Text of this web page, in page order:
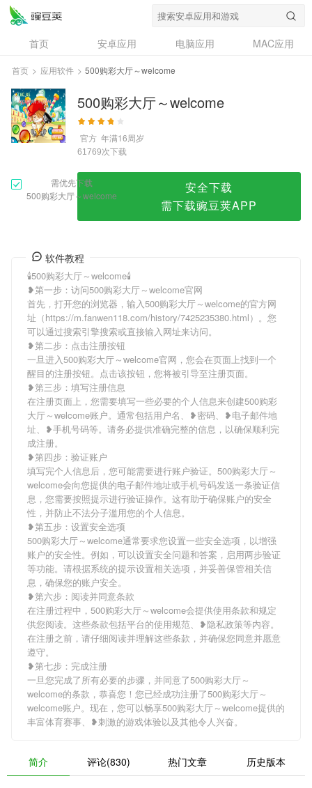
500购彩大厅～welcome
首页 安卓应用 电脑应用
MAC应用
资讯
专题
问答
首页 > 应用软件 > 500购彩大厅～welcome
500购彩大厅～welcome
官方 年满16周岁
61769次下载
需优先下载
500购彩大厅～welcome
安全下载
需下载豌豆荚APP
软件教程
🕯500购彩大厅～welcome🕯
❥第一步：访问500购彩大厅～welcome官网
首先，打开您的浏览器，输入500购彩大厅～welcome的官方网
址（https://m.fanwen118.com/history/7425235380.html）。您
可以通过搜索引擎搜索或直接输入网址来访问。
❥第二步：点击注册按钮
一旦进入500购彩大厅～welcome官网，您会在页面上找到一个
醒目的注册按钮。点击该按钮，您将被引导至注册页面。
❥第三步：填写注册信息
在注册页面上，您需要填写一些必要的个人信息来创建500购彩
大厅～welcome账户。通常包括用户名、❥密码、❥电子邮件地
址、❥手机号码等。请务必提供准确完整的信息，以确保顺利完
成注册。
❥第四步：验证账户
填写完个人信息后，您可能需要进行账户验证。500购彩大厅～
welcome会向您提供的电子邮件地址或手机号码发送一条验证信
息，您需要按照提示进行验证操作。这有助于确保账户的安全
性，并防止不法分子滥用您的个人信息。
❥第五步：设置安全选项
500购彩大厅～welcome通常要求您设置一些安全选项，以增强
账户的安全性。例如，可以设置安全问题和答案，启用两步验证
等功能。请根据系统的提示设置相关选项，并妥善保管相关信
息，确保您的账户安全。
❥第六步：阅读并同意条款
在注册过程中，500购彩大厅～welcome会提供使用条款和规定
供您阅读。这些条款包括平台的使用规范、❥隐私政策等内容。
在注册之前，请仔细阅读并理解这些条款，并确保您同意并愿意
遵守。
❥第七步：完成注册
一旦您完成了所有必要的步骤，并同意了500购彩大厅～
welcome的条款，恭喜您！您已经成功注册了500购彩大厅～
welcome账户。现在，您可以畅享500购彩大厅～welcome提供的
丰富体育赛事、❥刺激的游戏体验以及其他令人兴奋。
简介 评论(830) 热门文章 历史版本